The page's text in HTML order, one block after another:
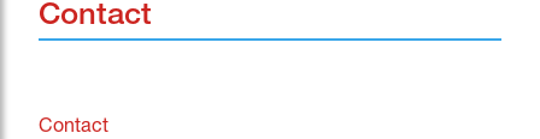
Contact
Contact